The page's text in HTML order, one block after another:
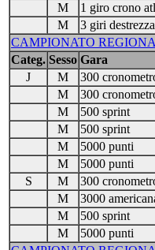
M
1 giro crono
M
3 giri destrezza
CAMPIONATO
Categ. Sesso Gara
J
M 300
M
300
M
500 sprint
M
500 sprint
M
5000 punti
M
5000 punti
S
M 300
M
3000
M
500 sprint
M
5000 punti